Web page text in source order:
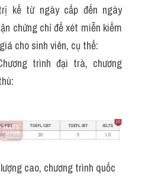
kể từ ngày cấp đến ngày
chứng chỉ để xét miễn kiểm
cho sinh viên, cụ thể:
trình đại trà, chương
cao, chương trình quốc